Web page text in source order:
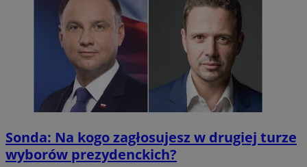
Sonda: Na kogo zagłosujesz w drugiej turze
wyborów prezydenckich?